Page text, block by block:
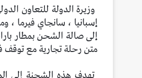
وزيرة الدولة للتعاون
إسبانيا ، سانجاي فيرما ،
إلى صالة الشحن بمطار
متن رحلة تجارية مع توقف